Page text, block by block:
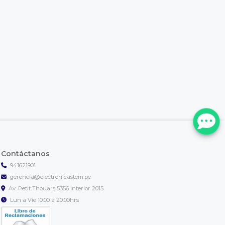
Contáctanos
941621901
gerencia@electronicastem.pe
Av. Petit Thouars 5356 Interior 2015
Lun a Vie 10:00 a 20:00hrs